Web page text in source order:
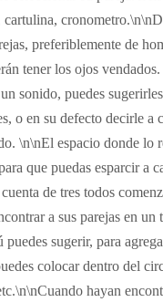
cartulina,
preferiblemente de
tener los ojos
sonido, puedes
o en su defecto decirle a
\n\nEl espacio donde lo
que puedas esparcir a
de tres todos
a sus parejas en un
puedes sugerir, para
colocar dentro del
hayan